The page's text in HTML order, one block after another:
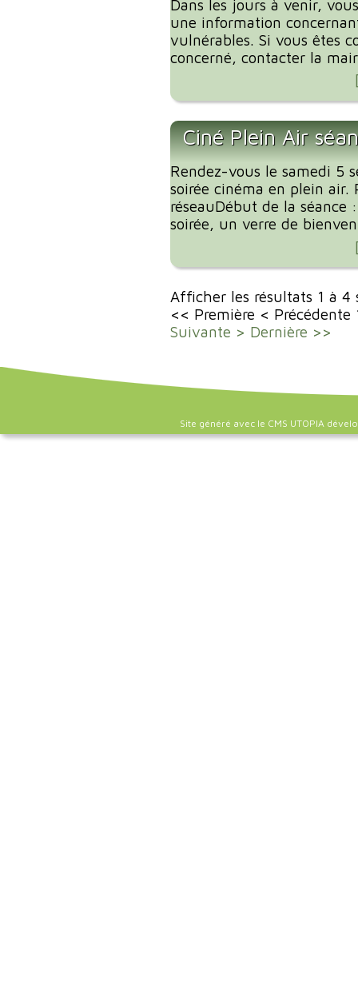
Dans les jours à venir,
une information
vulnérables. Si vous êtes
concerné, contacter la
Ciné Plein Air
Rendez-vous le samedi 5
soirée cinéma en plein
réseauDébut de la
soirée, un verre de
Afficher les résultats 1 à
<< Première < Précédente
Suivante > Dernière >>
Site généré avec le CMS UTOPIA